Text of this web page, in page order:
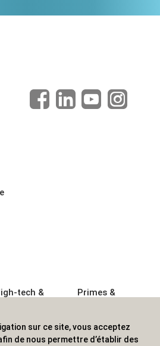
tech &
&
Primes &
Boisson
sur ce site, vous acceptez
de nous permettre d’établir des